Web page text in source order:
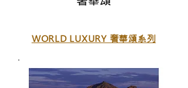
WORLD LUXURY 奢華頌系列